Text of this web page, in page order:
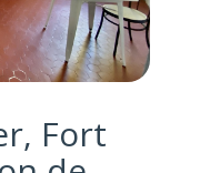
Fort